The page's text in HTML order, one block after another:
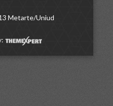
Metarte/Uniud